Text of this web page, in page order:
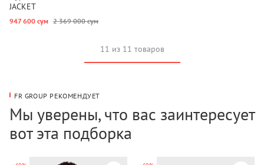
JACKET
947 600 сум 2 369 000 сум
11 из 11 товаров
FR GROUP РЕКОМЕНДУЕТ
Мы уверены, что вас заинтересует
вот эта подборка